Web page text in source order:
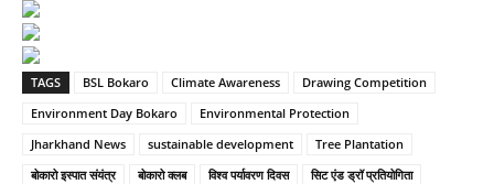
TAGS BSL Bokaro Climate Awareness
Drawing Competition
Environment Day Bokaro
Environmental Protection
Jharkhand News
sustainable development
Tree Plantation
बोकारो इस्पात संयंत्र
बोकारो क्लब विश्व पर्यावरण दिवस सिट एंड ड्रॉ प्रतियोगिता